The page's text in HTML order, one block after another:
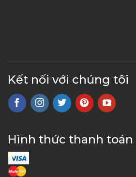
Kết nối với chúng tôi
Hình thức thanh toán